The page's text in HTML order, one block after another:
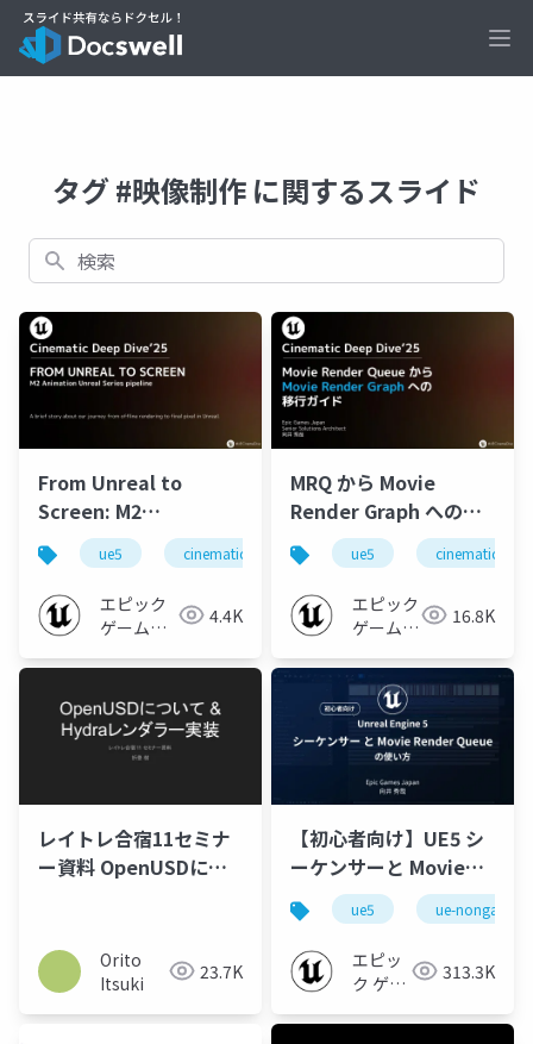
タグ #映像制作 に関するスライド
検索
From Unreal to
Screen: M2
Pipeline【Cinematic
Deep Dive’25】
ue5 cinematic-dive
エピック
ゲームズ
4.4K
MRQ から Movie
Render Graph への移
行ガイド【Cinematic
Deep Dive’25】
ue5 cinematic-dive
エピック
ゲームズ
16.8K
レイトレ合宿11セミナ
ー資料 OpenUSDにつ
Orito
Itsuki
23.7K
【初心者向け】UE5 シ
ーケンサーと Movie
Render Queue の使い
方【Cinematic Dive
2023】
ue5 ue-nongame
エピッ
ク ゲー
ャパン
313.3K